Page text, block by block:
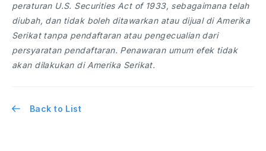
peraturan U.S. Securities Act of 1933, sebagaimana telah
diubah, dan tidak boleh ditawarkan atau dijual di Amerika
Serikat tanpa pendaftaran atau pengecualian dari
persyaratan pendaftaran. Penawaran umum efek tidak
akan dilakukan di Amerika Serikat.
Back to List